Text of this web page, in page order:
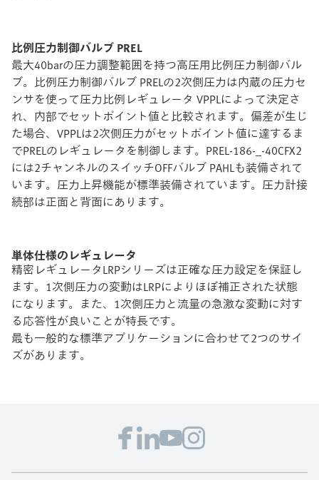
比例圧力制御バルブ PREL
最大40barの圧力調整範囲を持つ高圧用比例圧力制御バル
ブ。比例圧力制御バルブ PRELの2次側圧力は内蔵の圧力セ
ンサを使って圧力比例レギュレータ VPPLによって決定さ
れ、内部でセットポイント値と比較されます。偏差が生じ
た場合、VPPLは2次側圧力がセットポイント値に達するま
でPRELのレギュレータを制御します。PREL-186-_-40CFX2
には2チャンネルのスイッチOFFバルブ PAHLも装備されて
います。圧力上昇機能が標準装備されています。圧力計接
続部は正面と背面にあります。
単体仕様のレギュレータ
精密レギュレータLRPシリーズは正確な圧力設定を保証し
ます。1次側圧力の変動はLRPによりほぼ補正された状態
になります。また、1次側圧力と流量の急激な変動に対す
る応答性が良いことが特長です。
最も一般的な標準アプリケーションに合わせて2つのサイ
ズがあります。